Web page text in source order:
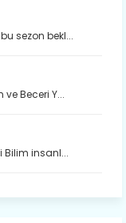
sezon bekl...
Beceri Y...
Bilim insanl...